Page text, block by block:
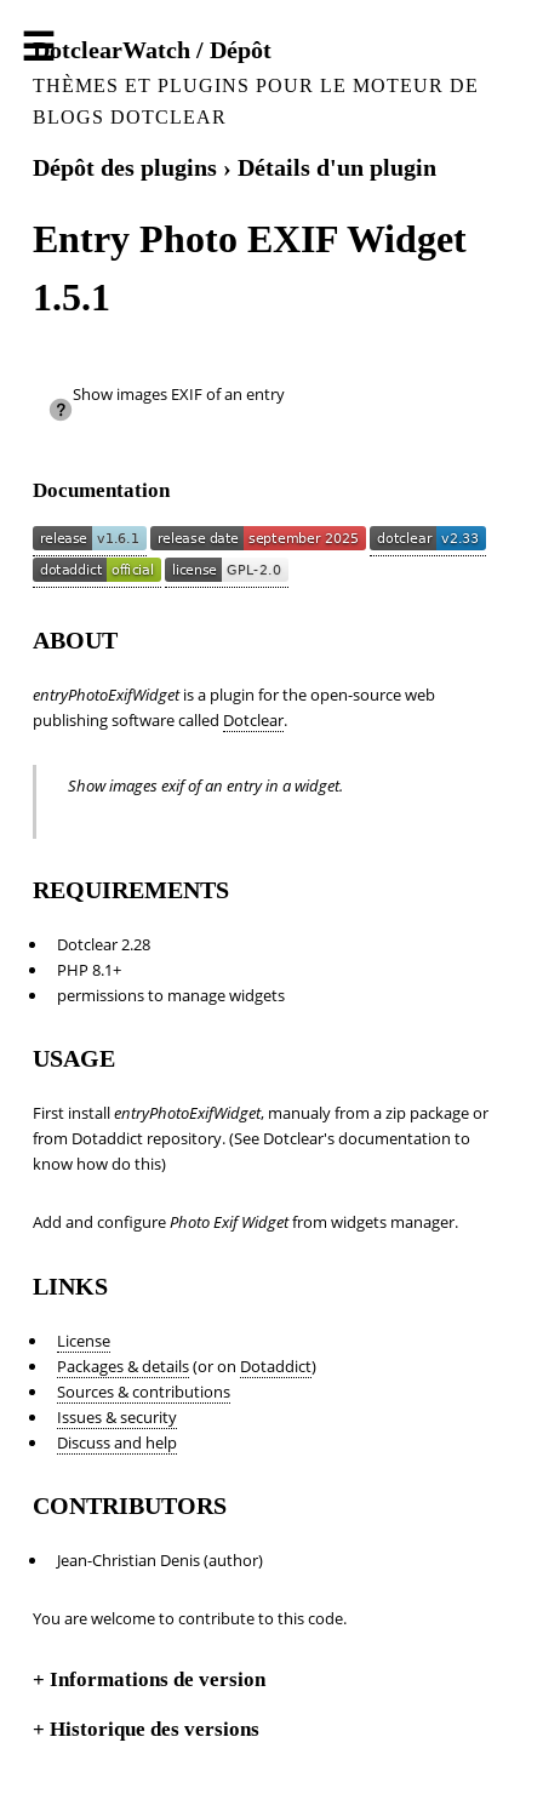
DotclearWatch / Dépôt
THÈMES ET PLUGINS POUR LE MOTEUR DE
BLOGS DOTCLEAR
Dépôt des plugins› Détails d'un plugin
Entry Photo EXIF Widget
1.5.1
Show images EXIF of an entry
Documentation
ABOUT
entryPhotoExifWidgetis a plugin for the open-source web
publishing software called Dotclear.
Show images exif of an entry in a widget.
REQUIREMENTS
Dotclear 2.28
PHP 8.1+
permissions to manage widgets
USAGE
First installentryPhotoExifWidget, manualy from a zip package or
from Dotaddict repository. (See Dotclear's documentation to
know how do this)
Add and configurePhoto Exif Widgetfrom widgets manager.
LINKS
License
Packages & details(or on Dotaddict)
Sources & contributions
Issues & security
Discuss and help
CONTRIBUTORS
Jean-Christian Denis (author)
You are welcome to contribute to this code.
+ Informations de version
+ Historique des versions